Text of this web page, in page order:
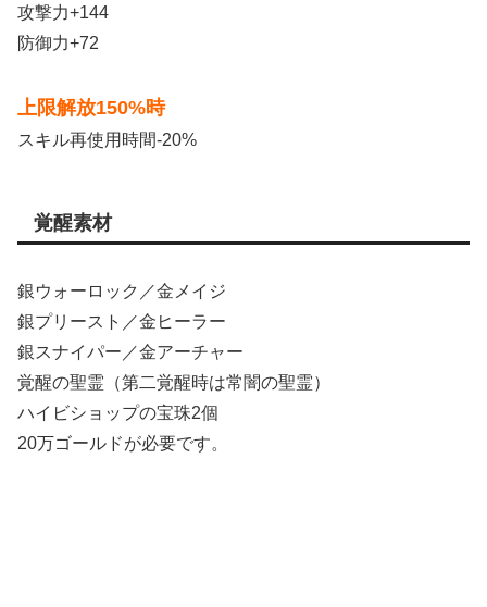
攻撃力+144
防御力+72
上限解放150%時
スキル再使用時間-20%
覚醒素材
銀ウォーロック／金メイジ
銀プリースト／金ヒーラー
銀スナイパー／金アーチャー
覚醒の聖霊（第二覚醒時は常闇の聖霊）
ハイビショップの宝珠2個
20万ゴールドが必要です。